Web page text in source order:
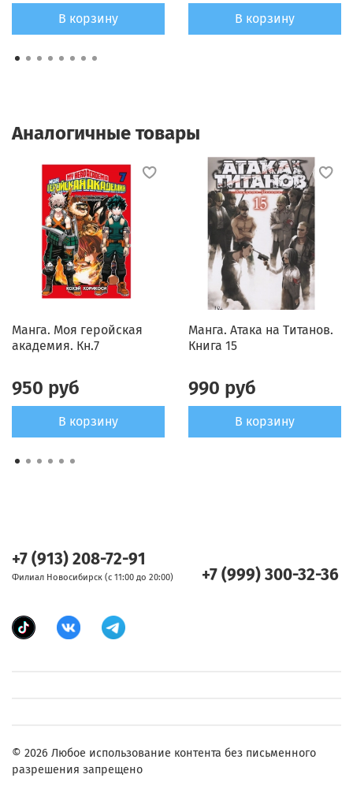
В корзину В корзину
Аналогичные товары
Манга. Моя геройская
академия. Кн.7
950 руб
В корзину
Манга. Атака на Титанов.
Книга 15
990 руб
В корзину
+7 (913) 208-72-91
Филиал Новосибирск (с 11:00 до 20:00) +7 (999) 300-32-36
© 2026 Любое использование контента без письменного
разрешения запрещено